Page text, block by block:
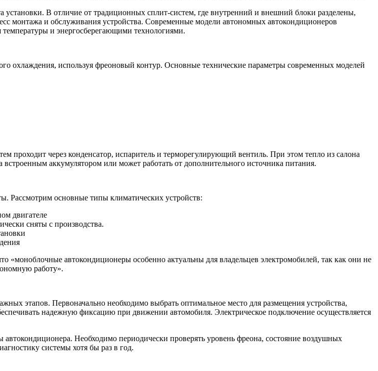
В отличие от традиционных сплит-систем, где внутренний и внешний блоки разделены,
монтажа и обслуживания устройства. Современные модели автономных автокондиционеров
и энергосберегающими технологиями.
охлаждения, используя фреоновый контур. Основные технические параметры современных моделей
проходит через конденсатор, испаритель и терморегулирующий вентиль. При этом тепло из салона
аккумулятором или может работать от дополнительного источника питания.
Рассмотрим основные типы климатических устройств:
двигателе
сняты с производства.
«моноблочные автокондиционеры особенно актуальны для владельцев электромобилей, так как они не
работу».
этапов. Первоначально необходимо выбрать оптимальное место для размещения устройства,
надежную фиксацию при движении автомобиля. Электрическое подключение осуществляется
Необходимо периодически проверять уровень фреона, состояние воздушных
системы хотя бы раз в год.